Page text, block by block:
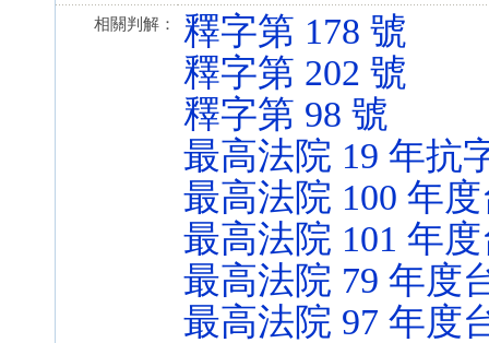
相關判解：
釋字第 178 號
釋字第 202 號
釋字第 98 號
最高法院 19 年抗
最高法院 100 年
最高法院 101 年
最高法院 79 年度
最高法院 97 年度